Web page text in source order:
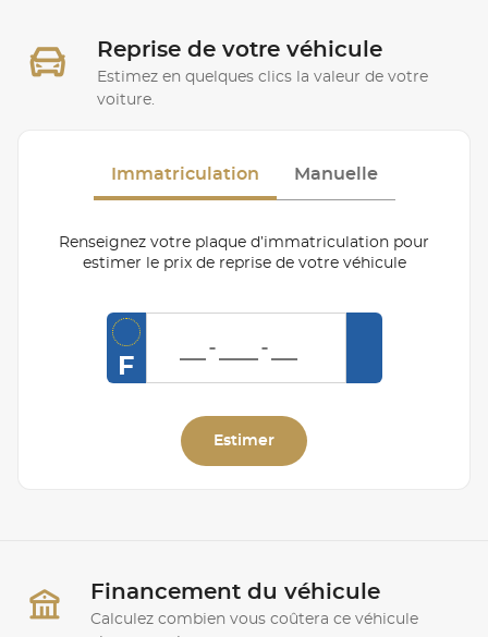
Reprise de votre véhicule
Estimez en quelques clics la valeur de votre
voiture.
Immatriculation Manuelle
Renseignez votre plaque d’immatriculation pour
estimer le prix de reprise de votre véhicule
F
Estimer
Financement du véhicule
Calculez combien vous coûtera ce véhicule